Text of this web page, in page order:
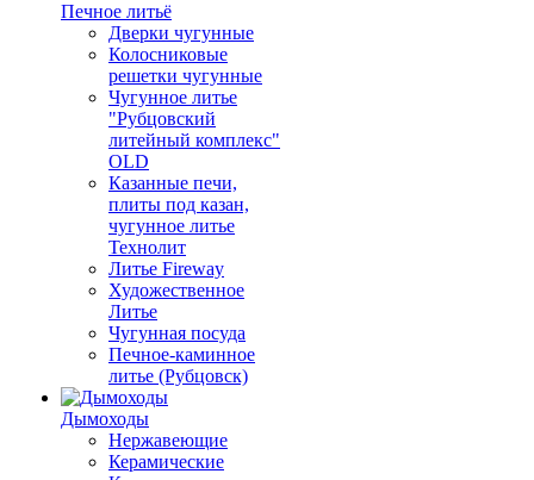
Печное литьё
Дверки чугунные
Колосниковые
решетки чугунные
Чугунное литье
"Рубцовский
литейный комплекс"
OLD
Казанные печи,
плиты под казан,
чугунное литье
Технолит
Литье Fireway
Художественное
Литье
Чугунная посуда
Печное-каминное
литье (Рубцовск)
Дымоходы
Нержавеющие
Керамические